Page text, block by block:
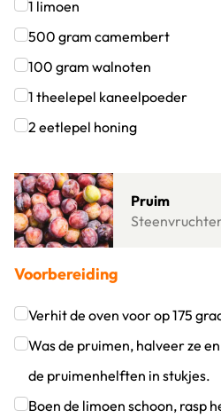
Klik om dit selectievakje aan te
1 limoen
Klik om dit selectievakje aan te
500 gram camembert
Klik om dit selectievakje aan te
100 gram walnoten
Klik om dit selectievakje aan te
1 theelepel kaneelpoeder
Klik om dit selectievakje aan te
2 eetlepel honing
Pruim
Lees meer over Pruim
Voorbereiding
Verhit de oven voor op 175
Klik om dit selectievakje aan
Was de pruimen, halveer ze
de pruimenhelften in stukjes.
Klik om dit selectievakje aan
Boen de limoen schoon, rasp